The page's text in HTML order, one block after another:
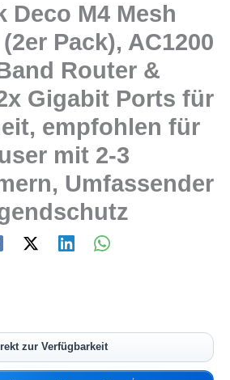
Deco M4 Mesh
Pack), AC1200
Router &
Gigabit Ports für
empfohlen für
mit 2-3
Umfassender
zur Verfügbarkeit